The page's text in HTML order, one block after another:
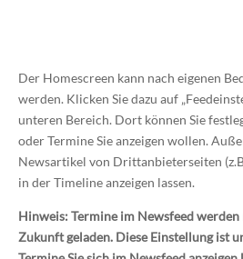
Der Homescreen kann nach eigenen
werden. Klicken Sie dazu auf
unteren Bereich. Dort können Sie
oder Termine Sie anzeigen wollen.
Newsartikel von Drittanbieterseiten
in der Timeline anzeigen lassen.
Hinweis: Termine im Newsfeed
Zukunft geladen. Diese Einstellung ist